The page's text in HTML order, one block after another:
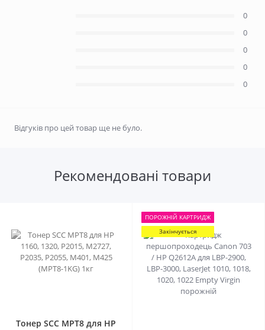
0
0
0
0
0
Відгуків про цей товар ще не було.
Рекомендовані товари
Тонер SCC MPT8 для HP
ПОРОЖНIЙ КАРТРИДЖ
Закінчується